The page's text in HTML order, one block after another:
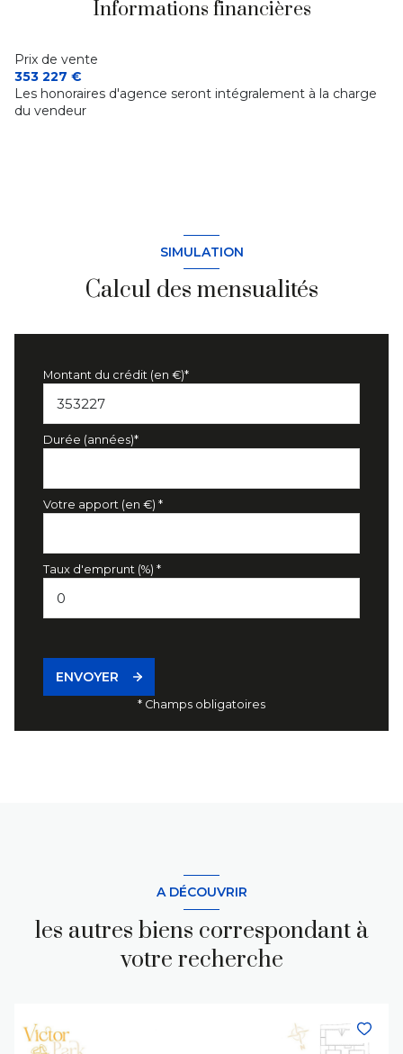
Informations financières
Prix de vente
353 227 €
Les honoraires d'agence seront intégralement à la charge
du vendeur
SIMULATION
Calcul des mensualités
Montant du crédit (en €)*
Durée (années)*
Votre apport (en €) *
Taux d'emprunt (%) *
ENVOYER
* Champs obligatoires
A DÉCOUVRIR
les autres biens correspondant à
votre recherche